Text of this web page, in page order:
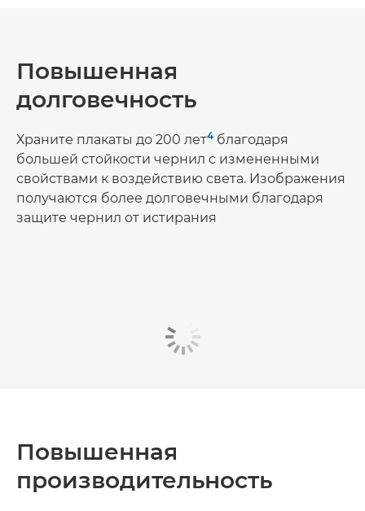
Повышенная
долговечность
Храните плакаты до 200 лет4 благодаря
большей стойкости чернил с измененными
свойствами к воздействию света. Изображения
получаются более долговечными благодаря
защите чернил от истирания
Повышенная
производительность